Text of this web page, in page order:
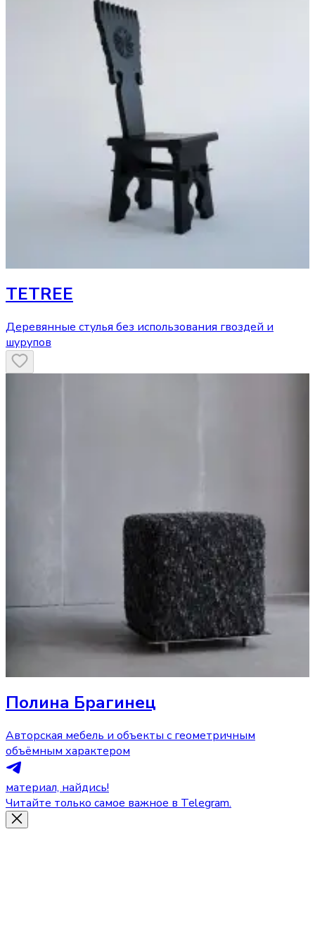
TETREE
Деревянные стулья без использования гвоздей и
шурупов
Полина Брагинец
Авторская мебель и объекты с геометричным
объёмным характером
материал, найдись!
Читайте только самое важное в Telegram.